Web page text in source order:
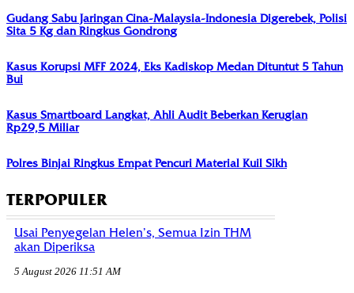
Gudang Sabu Jaringan Cina-Malaysia-Indonesia Digerebek, Polisi
Sita 5 Kg dan Ringkus Gondrong
Kasus Korupsi MFF 2024, Eks Kadiskop Medan Dituntut 5 Tahun
Bui
Kasus Smartboard Langkat, Ahli Audit Beberkan Kerugian
Rp29,5 Miliar
Polres Binjai Ringkus Empat Pencuri Material Kuil Sikh
TERPOPULER
Usai Penyegelan Helen’s, Semua Izin THM
akan Diperiksa
5 August 2026 11:51 AM